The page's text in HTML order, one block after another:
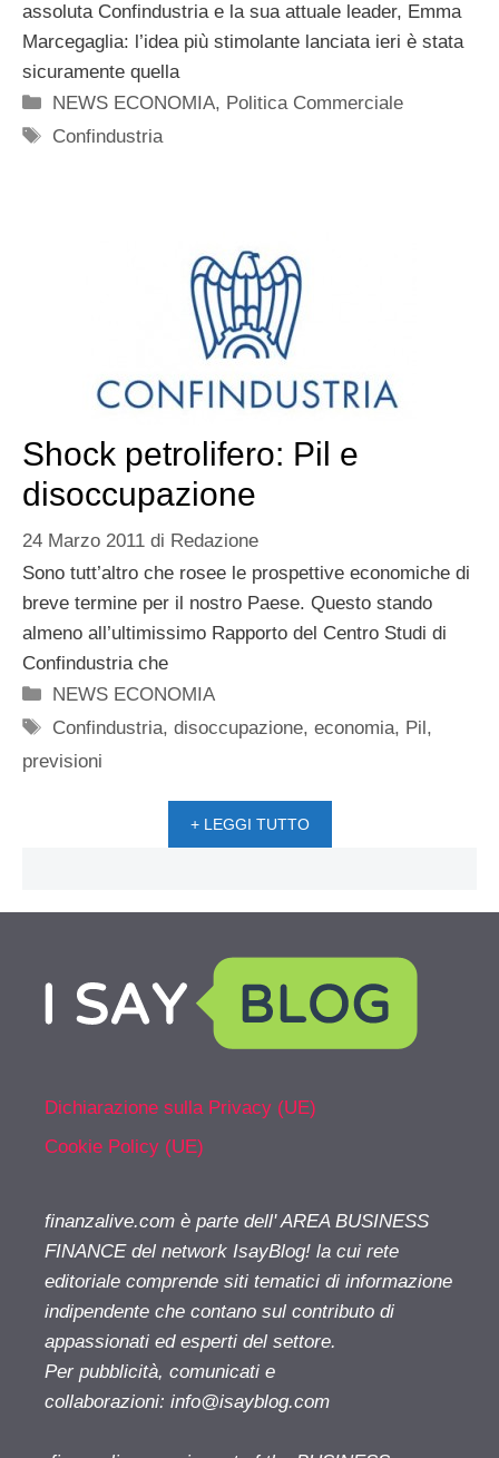
assoluta Confindustria e la sua attuale leader, Emma
Marcegaglia: l’idea più stimolante lanciata ieri è stata
sicuramente quella
Categorie
NEWS ECONOMIA, Politica Commerciale
Tag
Confindustria
Shock petrolifero: Pil e
disoccupazione
24 Marzo 2011 di Redazione
Sono tutt’altro che rosee le prospettive economiche di
breve termine per il nostro Paese. Questo stando
almeno all’ultimissimo Rapporto del Centro Studi di
Confindustria che
Categorie
NEWS ECONOMIA
Tag
Confindustria,disoccupazione,economia, Pil,
previsioni
+ LEGGI TUTTO
Dichiarazione sulla Privacy (UE)
Cookie Policy (UE)
finanzalive.com è parte dell' AREA BUSINESS
FINANCE del network IsayBlog! la cui rete
editoriale comprende siti tematici di informazione
indipendente che contano sul contributo di
appassionati ed esperti del settore.
Per pubblicità, comunicati e
collaborazioni: info@isayblog.com